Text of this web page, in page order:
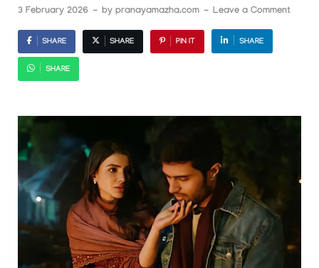
3 February 2026 - by pranayamazha.com - Leave a Comment
SHARE SHARE PIN IT SHARE
SHARE